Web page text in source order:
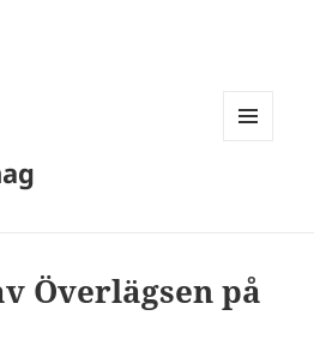
Överlägsen på